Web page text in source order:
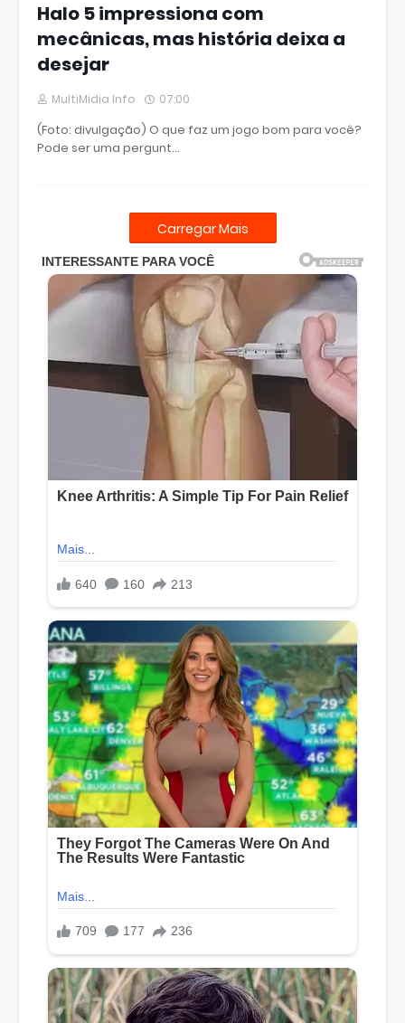
Halo 5 impressiona com
mecânicas, mas história deixa a
desejar
MultiMidia Info 07:00
(Foto: divulgação) O que faz um jogo bom para você?
Pode ser uma pergunt…
Carregar Mais